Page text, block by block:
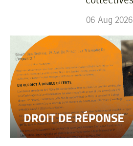
06 Aug 2026